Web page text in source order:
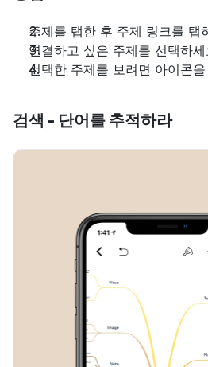
주제를 탭한 후 주제 링크를 탭
연결하고 싶은 주제를 선택하세
선택한 주제를 보려면 아이콘
검색 - 단어를 추적하라